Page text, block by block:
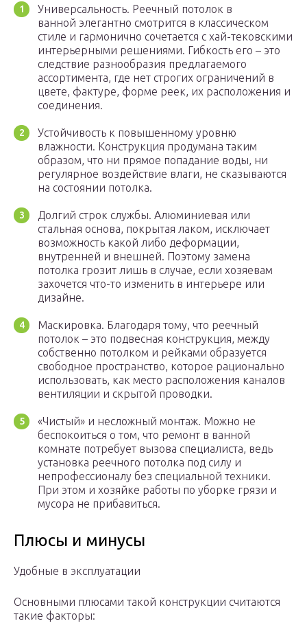
Универсальность. Реечный потолок в
ванной элегантно смотрится в классическом
стиле и гармонично сочетается с хай-тековскими
интерьерными решениями. Гибкость его – это
следствие разнообразия предлагаемого
ассортимента, где нет строгих ограничений в
цвете, фактуре, форме реек, их расположения и
соединения.
Устойчивость к повышенному уровню
влажности. Конструкция продумана таким
образом, что ни прямое попадание воды, ни
регулярное воздействие влаги, не сказываются
на состоянии потолка.
Долгий строк службы. Алюминиевая или
стальная основа, покрытая лаком, исключает
возможность какой либо деформации,
внутренней и внешней. Поэтому замена
потолка грозит лишь в случае, если хозяевам
захочется что-то изменить в интерьере или
дизайне.
Маскировка. Благодаря тому, что реечный
потолок – это подвесная конструкция, между
собственно потолком и рейками образуется
свободное пространство, которое рационально
использовать, как место расположения каналов
вентиляции и скрытой проводки.
«Чистый» и несложный монтаж. Можно не
беспокоиться о том, что ремонт в ванной
комнате потребует вызова специалиста, ведь
установка реечного потолка под силу и
непрофессионалу без специальной техники.
При этом и хозяйке работы по уборке грязи и
мусора не прибавиться.
Плюсы и минусы
Удобные в эксплуатации
Основными плюсами такой конструкции считаются
такие факторы: